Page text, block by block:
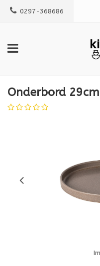
0297-368686
Onderbord